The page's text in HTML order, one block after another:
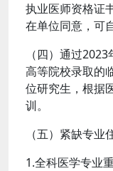
执业医师资格证
在单位同意，可
（四）通过
高等院校录取的
位研究生，根据
训。
（五）紧缺专
1.全科医学专业